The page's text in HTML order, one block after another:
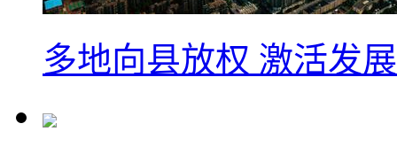
多地向县放权 激活发